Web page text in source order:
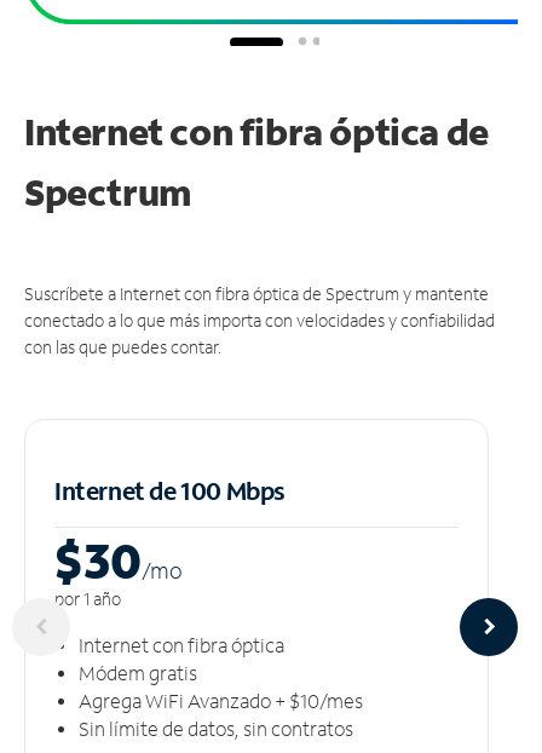
Internet con fibra óptica de
Spectrum
Suscríbete a Internet con fibra óptica de Spectrum y mantente
conectado a lo que más importa con velocidades y confiabilidad
con las que puedes contar.
Internet de 100 Mbps
$30/mo
por 1 año
Internet con fibra óptica
Módem gratis
Agrega WiFi Avanzado + $10/mes
Sin límite de datos, sin contratos